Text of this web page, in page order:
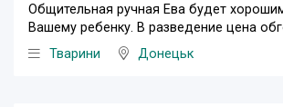
Общительная ручная Ева будет
Вашему ребенку. В разведение цена
Тварини
Донецьк